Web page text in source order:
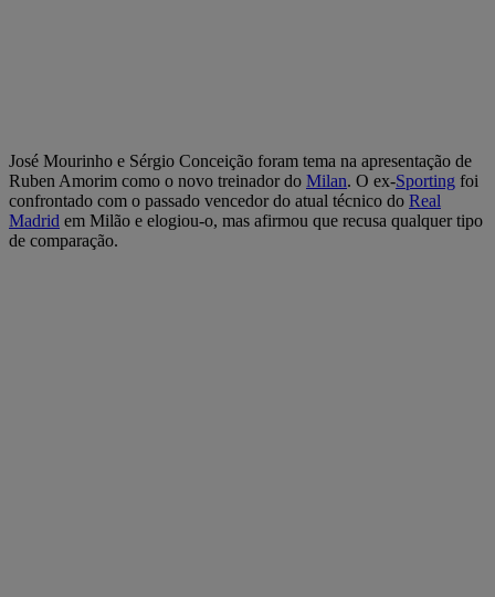
José Mourinho e Sérgio Conceição foram tema na apresentação de
Ruben Amorim como o novo treinador do Milan. O ex-Sporting foi
confrontado com o passado vencedor do atual técnico do Real
Madrid em Milão e elogiou-o, mas afirmou que recusa qualquer tipo
de comparação.